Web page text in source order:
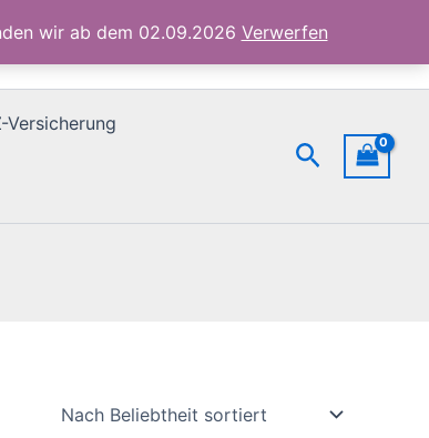
wir ab dem 02.09.2026 Verwerfen
Versicherung
Suchen